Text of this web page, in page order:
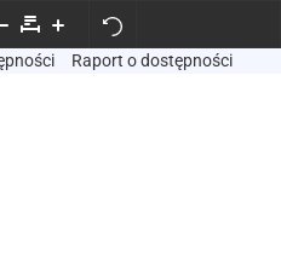
Raport o dostępności